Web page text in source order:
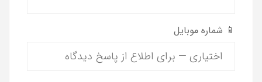
📱 شماره موبایل